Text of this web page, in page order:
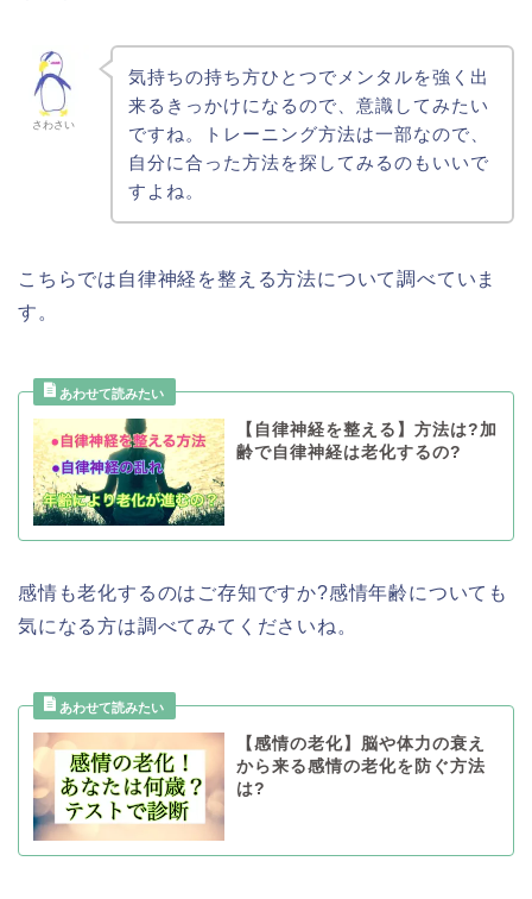
さわさい
気持ちの持ち方ひとつでメンタルを強く出
来るきっかけになるので、意識してみたい
ですね。トレーニング方法は一部なので、
自分に合った方法を探してみるのもいいで
すよね。
こちらでは自律神経を整える方法について調べていま
す。
【自律神経を整える】方法は?加
齢で自律神経は老化するの?
感情も老化するのはご存知ですか?感情年齢についても
気になる方は調べてみてくださいね。
【感情の老化】脳や体力の衰え
から来る感情の老化を防ぐ方法
は?